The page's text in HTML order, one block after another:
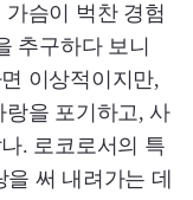
슴이 벅찬 경험
추구하다 보니
이상적이지만,
을 포기하고, 사
. 로코로서의 특
써 내려가는 데